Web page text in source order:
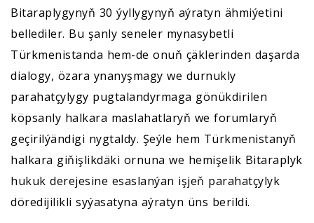
Bitaraplygynyň 30 ýyllygynyň aýratyn ähmiýetini
bellediler. Bu şanly seneler mynasybetli
Türkmenistanda hem-de onuň çäklerinden daşarda
dialogy, özara ynanyşmagy we durnukly
parahatçylygy pugtalandyrmaga gönükdirilen
köpsanly halkara maslahatlaryň we forumlaryň
geçirilýändigi nygtaldy. Şeýle hem Türkmenistanyň
halkara giňişlikdäki ornuna we hemişelik Bitaraplyk
hukuk derejesine esaslanýan işjeň parahatçylyk
döredijilikli syýasatyna aýratyn üns berildi.